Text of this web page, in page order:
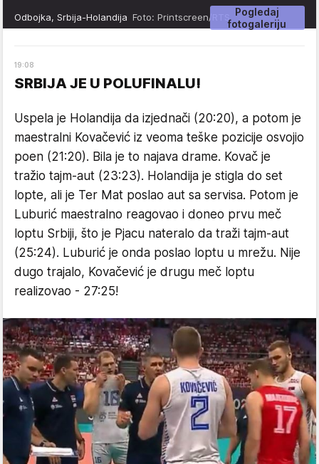
Pogledaj
fotogaleriju
Odbojka, Srbija-Holandija Foto: Printscreen/RTS
19:08
SRBIJA JE U POLUFINALU!
Uspela je Holandija da izjednači (20:20), a potom je
maestralni Kovačević iz veoma teške pozicije osvojio
poen (21:20). Bila je to najava drame. Kovač je
tražio tajm-aut (23:23). Holandija je stigla do set
lopte, ali je Ter Mat poslao aut sa servisa. Potom je
Luburić maestralno reagovao i doneo prvu meč
loptu Srbiji, što je Pjacu nateralo da traži tajm-aut
(25:24). Luburić je onda poslao loptu u mrežu. Nije
dugo trajalo, Kovačević je drugu meč loptu
realizovao - 27:25!